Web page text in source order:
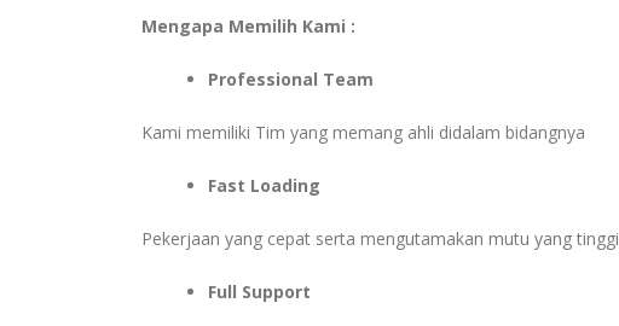
Mengapa Memilih Kami :
Professional Team
Kami memiliki Tim yang memang ahli didalam bidangnya
Fast Loading
Pekerjaan yang cepat serta mengutamakan mutu yang tinggi
Full Support